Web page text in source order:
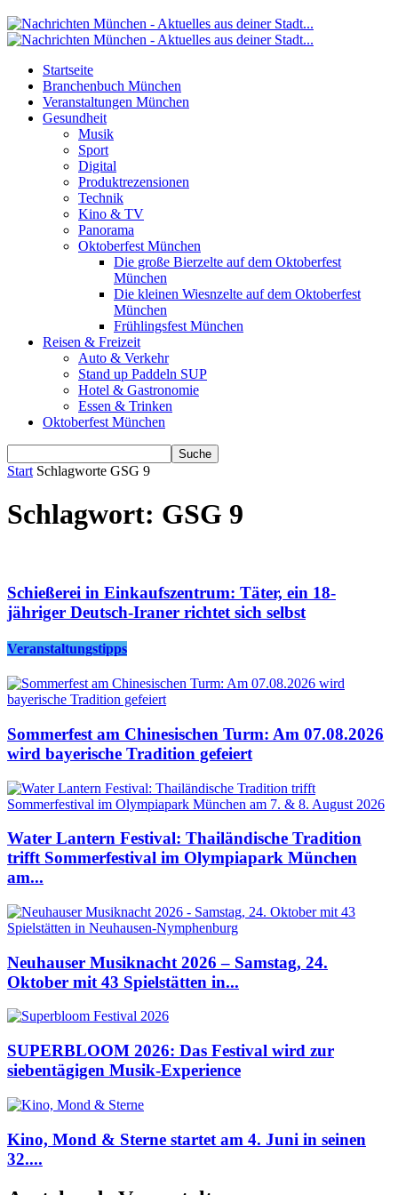
Startseite
Branchenbuch München
Veranstaltungen München
Gesundheit
Musik
Sport
Digital
Produktrezensionen
Technik
Kino & TV
Panorama
Oktoberfest München
Die große Bierzelte auf dem Oktoberfest
München
Die kleinen Wiesnzelte auf dem Oktoberfest
München
Frühlingsfest München
Reisen & Freizeit
Auto & Verkehr
Stand up Paddeln SUP
Hotel & Gastronomie
Essen & Trinken
Oktoberfest München
Start Schlagworte GSG 9
Schlagwort: GSG 9
Schießerei in Einkaufszentrum: Täter, ein 18-
jähriger Deutsch-Iraner richtet sich selbst
Veranstaltungstipps
Sommerfest am Chinesischen Turm: Am 07.08.2026
wird bayerische Tradition gefeiert
Water Lantern Festival: Thailändische Tradition
trifft Sommerfestival im Olympiapark München
am...
Neuhauser Musiknacht 2026 – Samstag, 24.
Oktober mit 43 Spielstätten in...
SUPERBLOOM 2026: Das Festival wird zur
siebentägigen Musik-Experience
Kino, Mond & Sterne startet am 4. Juni in seinen
32....